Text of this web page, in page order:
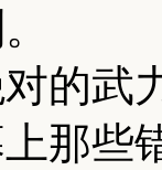
的武
那些